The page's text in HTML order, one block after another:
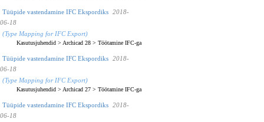
Tüüpide vastendamine IFC Ekspordiks
2018-
06-18
(Type Mapping for IFC Export)
Kasutusjuhendid > Archicad 28 > Töötamine IFC-ga
Tüüpide vastendamine IFC Ekspordiks
2018-
06-18
(Type Mapping for IFC Export)
Kasutusjuhendid > Archicad 27 > Töötamine IFC-ga
Tüüpide vastendamine IFC Ekspordiks
2018-
06-18